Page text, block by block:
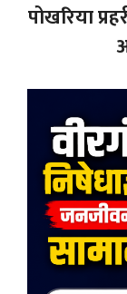
पोखरिया